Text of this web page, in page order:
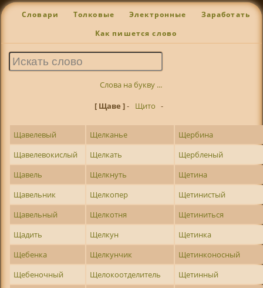
Словари Толковые Электронные Заработать
Как пишется слово
Слова на букву ...
[ Щаве ]- Щито -
Щавелевый Щелканье
Щербина
Щавелевокислый
Щелкать
Щербленый
Щавель
Щелкнуть
Щетина
Щавельник
Щелкопер
Щетинистый
Щавельный
Щелкотня
Щетиниться
Щадить
Щелкун
Щетинка
Щебенка
Щелкунчик
Щетинконосный
Щебеночный
Щелокоотделитель
Щетинный